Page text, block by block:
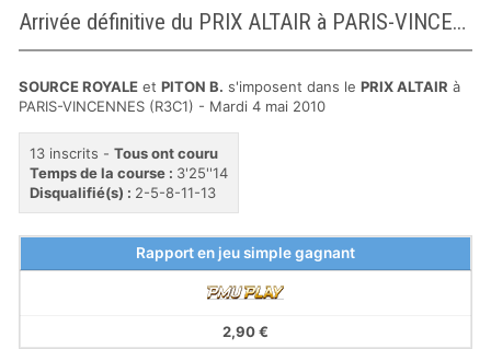
Arrivée définitive du PRIX ALTAIR à PARIS-VINCENNES
SOURCE ROYALE et PITON B. s'imposent dans le PRIX ALTAIR à
PARIS-VINCENNES (R3C1) - Mardi 4 mai 2010
13 inscrits - Tous ont couru
Temps de la course : 3'25''14
Disqualifié(s) : 2-5-8-11-13
Rapport en jeu simple gagnant
2,90 €